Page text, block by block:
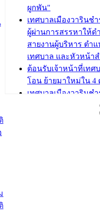
ระยะสั้น ประจำปี
ถักทอผลิตภัณฑ์จากถุ
บทความ อื่นๆ ...
ผูกพัน"
เทศบาลเมืองวารินช
ผู้ผ่านการสรรหาให้ด
สายงานผู้บริหาร ตำ
เทศบาล และหัวหน้า
ต้อนรับเจ้าหน้าที่เทศ
โอน ย้ายมาใหม่ใน 4
เทศบาลเมืองวารินช
ต้อนรับพนักงานเทศ
สรรหาให้ดำรงตำแห